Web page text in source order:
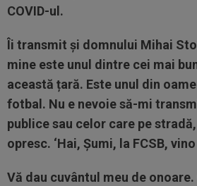
COVID-ul.
Îi transmit și domnului Mihai
mine este unul dintre cei mai
această țară. Este unul din
fotbal. Nu e nevoie să-mi
publice sau celor care pe
opresc. ‘Hai, Șumi, la FCSB, vino
Vă dau cuvântul meu de